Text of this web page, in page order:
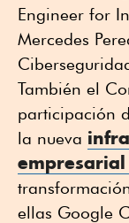
Engineer for
Mercedes
También el
participación
la nueva
empresarial
ellas Google